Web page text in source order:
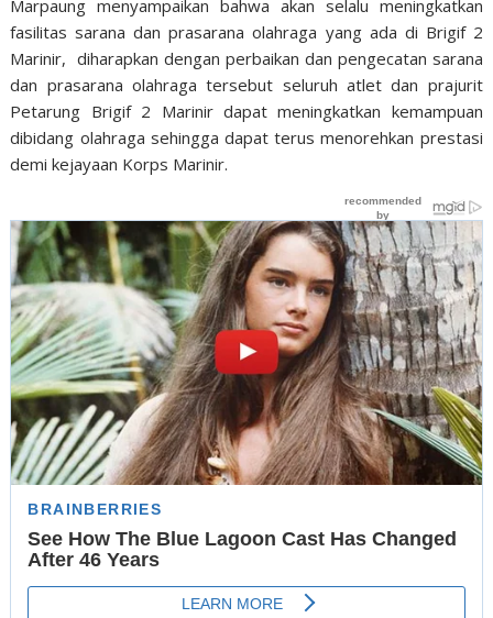
Marpaung menyampaikan bahwa akan selalu meningkatkan
fasilitas sarana dan prasarana olahraga yang ada di Brigif 2
Marinir, diharapkan dengan perbaikan dan pengecatan sarana
dan prasarana olahraga tersebut seluruh atlet dan prajurit
Petarung Brigif 2 Marinir dapat meningkatkan kemampuan
dibidang olahraga sehingga dapat terus menorehkan prestasi
demi kejayaan Korps Marinir.